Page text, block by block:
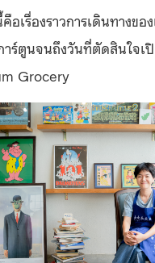
อเรื่องราวการเดินทางขอ
ร์ตูนจนถึงวันที่ตัดสินใจเ
Grocery